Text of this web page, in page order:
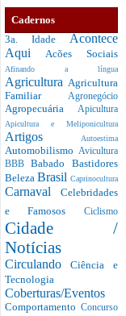
Cadernos
3a. Idade Acontece
Aqui Acões Sociais
Afinando a língua
Agricultura Agricultura
Familiar Agronegócio
Agropecuária Apicultura
Apicultura e Meliponicultura
Artigos Autoestima
Automobilismo Avicultura
BBBBabado Bastidores
Beleza Brasil Caprinocultura
Carnaval Celebridades
e Famosos Ciclismo
Cidade /
Notícias
CirculandoCiência e
Tecnologia
Coberturas/Eventos
Comportamento Concurso